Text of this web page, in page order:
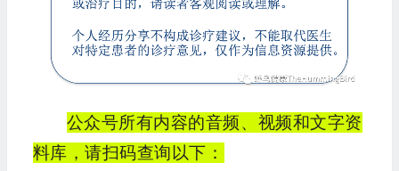
公众号所有内容的音频、视频和文字资
料库，请扫码查询以下：